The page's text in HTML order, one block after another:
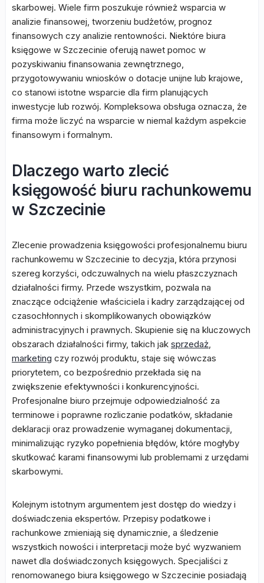
skarbowej. Wiele firm poszukuje również wsparcia w
analizie finansowej, tworzeniu budżetów, prognoz
finansowych czy analizie rentowności. Niektóre biura
księgowe w Szczecinie oferują nawet pomoc w
pozyskiwaniu finansowania zewnętrznego,
przygotowywaniu wniosków o dotacje unijne lub krajowe,
co stanowi istotne wsparcie dla firm planujących
inwestycje lub rozwój. Kompleksowa obsługa oznacza, że
firma może liczyć na wsparcie w niemal każdym aspekcie
finansowym i formalnym.
Dlaczego warto zlecić
księgowość biuru rachunkowemu
w Szczecinie
Zlecenie prowadzenia księgowości profesjonalnemu biuru
rachunkowemu w Szczecinie to decyzja, która przynosi
szereg korzyści, odczuwalnych na wielu płaszczyznach
działalności firmy. Przede wszystkim, pozwala na
znaczące odciążenie właściciela i kadry zarządzającej od
czasochłonnych i skomplikowanych obowiązków
administracyjnych i prawnych. Skupienie się na kluczowych
obszarach działalności firmy, takich jak sprzedaż,
marketing czy rozwój produktu, staje się wówczas
priorytetem, co bezpośrednio przekłada się na
zwiększenie efektywności i konkurencyjności.
Profesjonalne biuro przejmuje odpowiedzialność za
terminowe i poprawne rozliczanie podatków, składanie
deklaracji oraz prowadzenie wymaganej dokumentacji,
minimalizując ryzyko popełnienia błędów, które mogłyby
skutkować karami finansowymi lub problemami z urzędami
skarbowymi.
Kolejnym istotnym argumentem jest dostęp do wiedzy i
doświadczenia ekspertów. Przepisy podatkowe i
rachunkowe zmieniają się dynamicznie, a śledzenie
wszystkich nowości i interpretacji może być wyzwaniem
nawet dla doświadczonych księgowych. Specjaliści z
renomowanego biura księgowego w Szczecinie posiadają